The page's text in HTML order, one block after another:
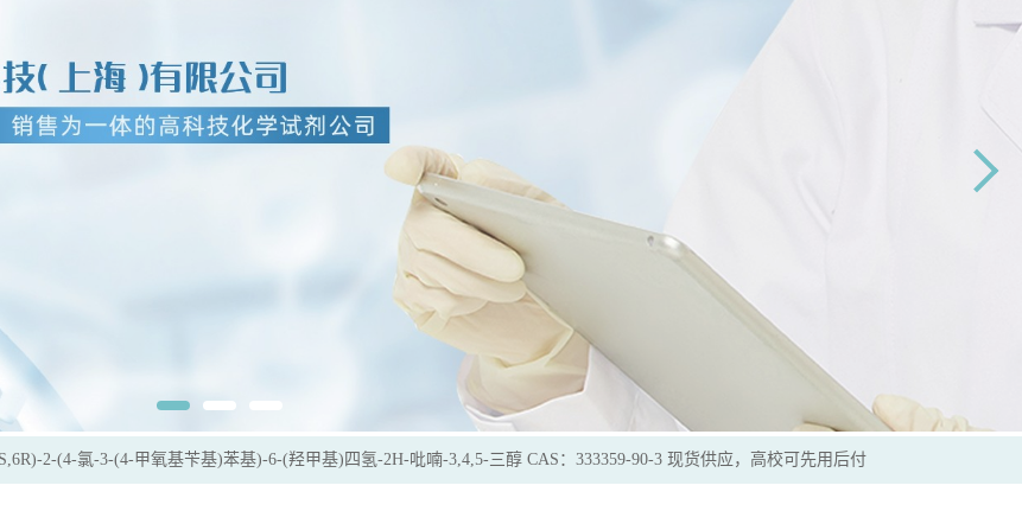
2-(4-氯-3-(4-甲氧基苄基)苯基)-6-(羟甲基)四氢-2H-吡喃-3,4,5-三醇 CAS：333359-90-3 现货供应，高校可先用后付